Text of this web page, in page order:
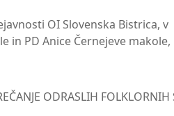
OI Slovenska Bistrica, v
in PD Anice Černejeve makole,
ODRASLIH FOLKLORNIH